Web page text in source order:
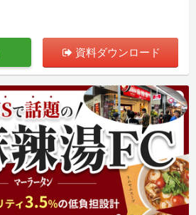
資料ダウンロード